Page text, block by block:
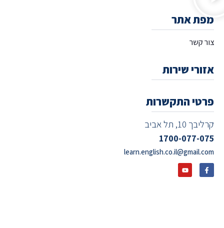
מפת אתר
צור קשר
אזורי שירות
פרטי התקשרות
קרליבך 10, תל אביב
1700-077-075
learn.english.co.il@gmail.com